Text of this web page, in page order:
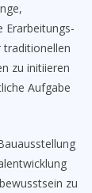
Erarbeitungs-
traditionellen
zu initiieren
Aufgabe
zu